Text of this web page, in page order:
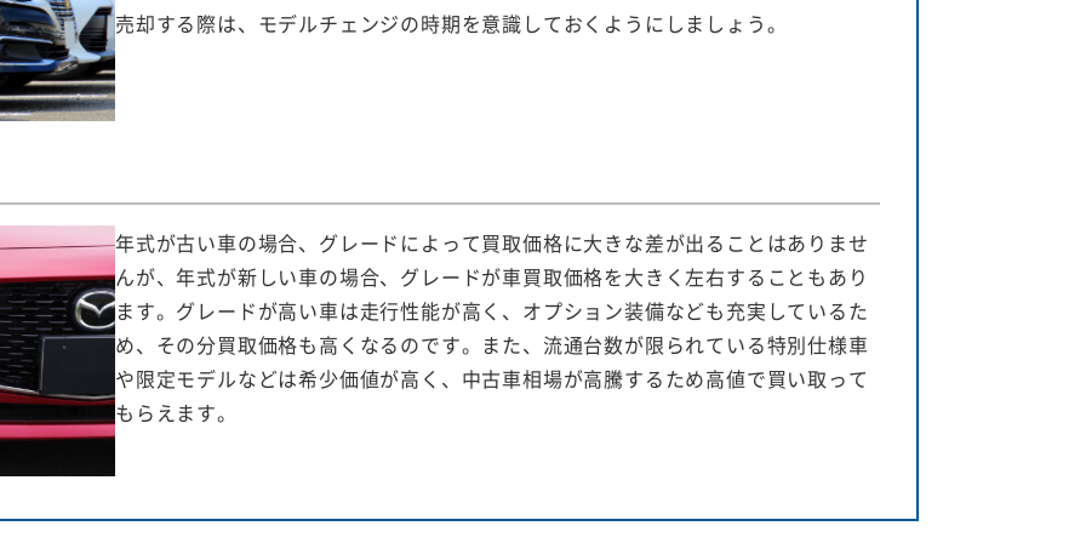
売却する際は、モデルチェンジの時期を意識しておくようにしましょう。
年式が古い車の場合、グレードによって買取価格に大きな差が出ることはありませ
んが、年式が新しい車の場合、グレードが車買取価格を大きく左右することもあり
ます。グレードが高い車は走行性能が高く、オプション装備なども充実しているた
め、その分買取価格も高くなるのです。また、流通台数が限られている特別仕様車
や限定モデルなどは希少価値が高く、中古車相場が高騰するため高値で買い取って
もらえます。